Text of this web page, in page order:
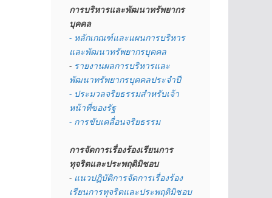
การบริหารและพัฒนาทรัพยากร
บุคคล
- หลักเกณฑ์และแผนการบริหาร
และพัฒนาทรัพยากรบุคคล
- รายงานผลการบริหารและ
พัฒนาทรัพยากรบุคคลประจำปี
- ประมวลจริยธรรมสำหรับเจ้า
หน้าที่ของรัฐ
- การขับเคลื่อนจริยธรรม
การจัดการเรื่องร้องเรียนการ
ทุจริตและประพฤติมิชอบ
- แนวปฏิบัติการจัดการเรื่องร้อง
เรียนการทุจริตและประพฤติมิชอบ